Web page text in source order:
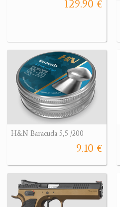
129.90 €
H&N Baracuda 5,5 /200
9.10 €